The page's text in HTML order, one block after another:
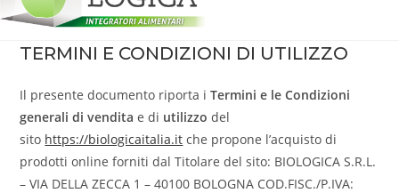
TERMINI E CONDIZIONI DI UTILIZZO
Il presente documento riporta iTermini e le Condizioni
generali di vendita e di utilizzodel
sito https://biologicaitalia.it che propone l’acquisto di
prodotti online forniti dal Titolare del sito: BIOLOGICA S.R.L.
– VIA DELLA ZECCA 1 – 40100 BOLOGNA COD.FISC./P.IVA: